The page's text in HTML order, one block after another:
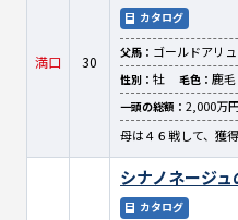
満口 30
カタログ
父馬： ゴールドアリ
性別： 牡 毛色： 鹿毛
一頭の総額： 2,000万
母は４６戦して、獲
シナノネージ
カタログ